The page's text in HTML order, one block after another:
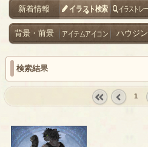
新着情報 イラスト検索 イラストレ
背景・前景 アイテムアイコン ハウジ
検索結果
1